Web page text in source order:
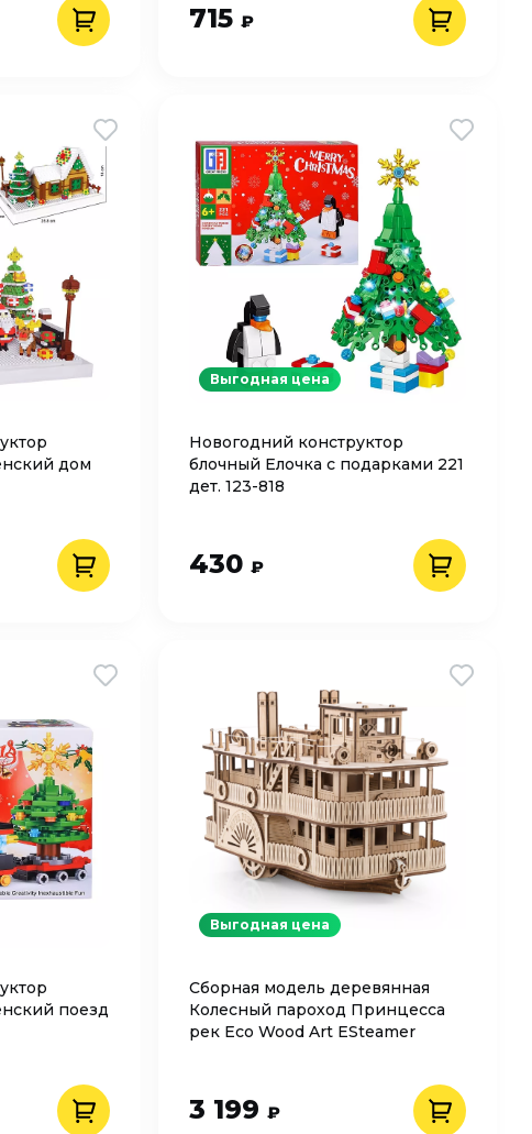
715 ₽
дом
Новогодний конструктор
блочный Елочка с подарками 221
дет. 123-818
430 ₽
Выгодная цена
поезд
Сборная модель деревянная
Колесный пароход Принцесса
рек Eco Wood Art ESteamer
3 199 ₽
Выгодная цена